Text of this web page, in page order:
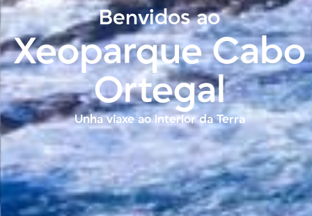
Benvidos ao
Xeoparque Cabo
Ortegal
Unha viaxe ao interior da Terra